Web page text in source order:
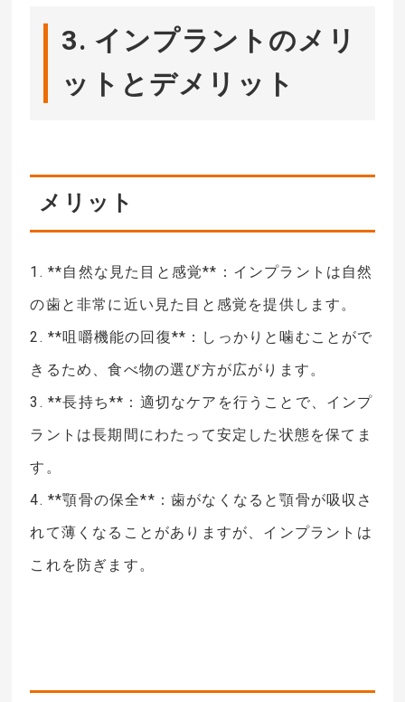
3. インプラントのメリ
ットとデメリット
メリット
1. **自然な見た目と感覚**：インプラントは自然
の歯と非常に近い見た目と感覚を提供します。
2. **咀嚼機能の回復**：しっかりと噛むことがで
きるため、食べ物の選び方が広がります。
3. **長持ち**：適切なケアを行うことで、インプ
ラントは長期間にわたって安定した状態を保てま
す。
4. **顎骨の保全**：歯がなくなると顎骨が吸収さ
れて薄くなることがありますが、インプラントは
これを防ぎます。